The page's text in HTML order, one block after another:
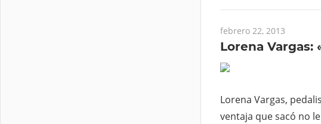
febrero 22, 2013
Lorena Vargas:
Lorena Vargas,
ventaja que sacó no